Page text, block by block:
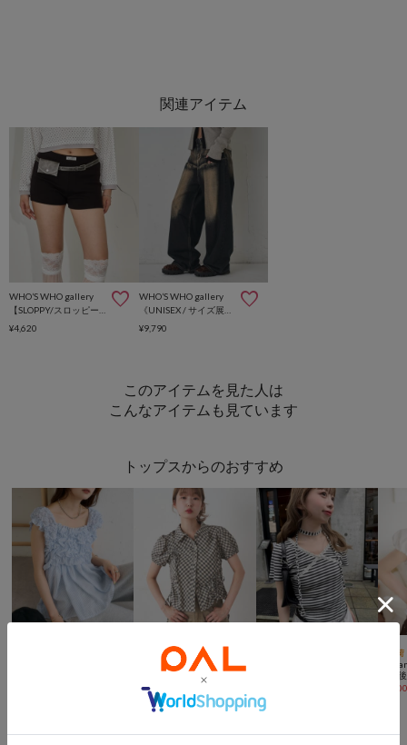
WHO’S WHO gallery
【SLOPPY/スロッピー】リブショートパンツ
¥4,620
WHO’S WHO gallery
《UNISEX / サイズ展開あり》スラッシュポケットブラストワイドデニム
¥9,790
このアイテムを見た人は
こんなアイテムも見ています
トップスからのおすすめ
一部予約 
Kastane
【新色追加/7色展開】パフリボンシャツ
6,600
再入荷